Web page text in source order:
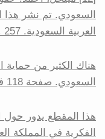
العربية السعودية. P. 257.
هناك الكثير من حماية
السعودي. صفحة 118 في هذا الكتاب تشرح لهم.
هذا المقطع يدور حول
الفكرية في المملكة